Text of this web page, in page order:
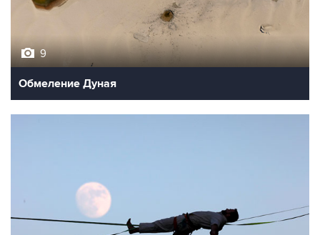
9
Обмеление Дуная